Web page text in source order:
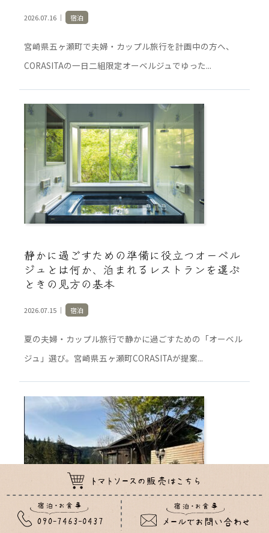
2026.07.16 ｜ 宿泊
宮崎県五ヶ瀬町で夫婦・カップル旅行を計画中の方へ、
CORASITAの一日二組限定オーベルジュでゆった...
静かに過ごすための準備に役立つオーベル
ジュとは何か、泊まれるレストランを選ぶ
ときの見方の基本
2026.07.15 ｜ 宿泊
夏の夫婦・カップル旅行で静かに過ごすための「オーベル
ジュ」選び。宮崎県五ヶ瀬町CORASITAが提案...